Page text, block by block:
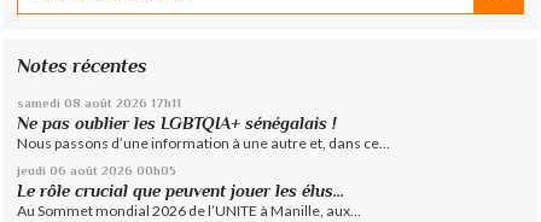
Notes récentes
samedi 08 août 2026 17h11
Ne pas oublier les LGBTQIA+ sénégalais !
Nous passons d’une information à une autre et, dans ce...
jeudi 06 août 2026 00h05
Le rôle crucial que peuvent jouer les élus...
Au Sommet mondial 2026 de l’UNITE à Manille, aux...